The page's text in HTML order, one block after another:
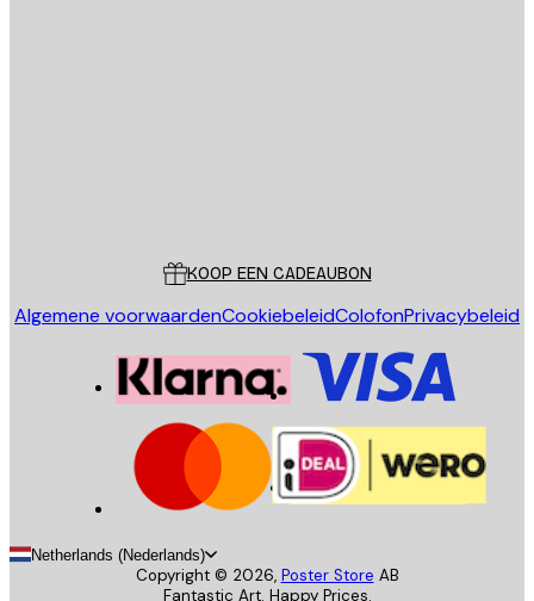
KOOP EEN CADEAUBON
Algemene voorwaardenCookiebeleidColofonPrivacybeleid
Netherlands (Nederlands)
Copyright © 2026, Poster Store AB
Fantastic Art. Happy Prices.